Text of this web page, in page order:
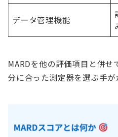
データ管理機能
MARDを他の評価項目と併
分に合った測定器を選ぶ手が